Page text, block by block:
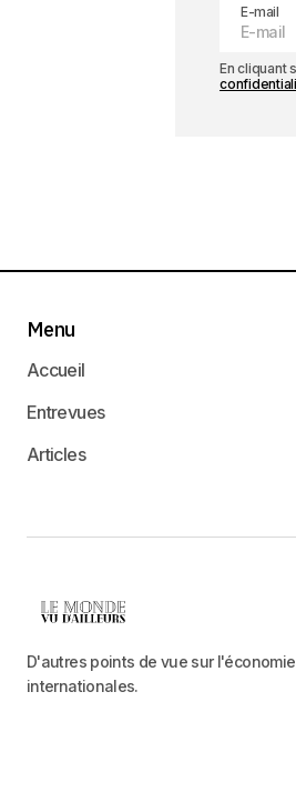
E-mail
En cliquant
D'autres points de vue sur
internationales.
Menu
Accueil
Entrevues
Articles